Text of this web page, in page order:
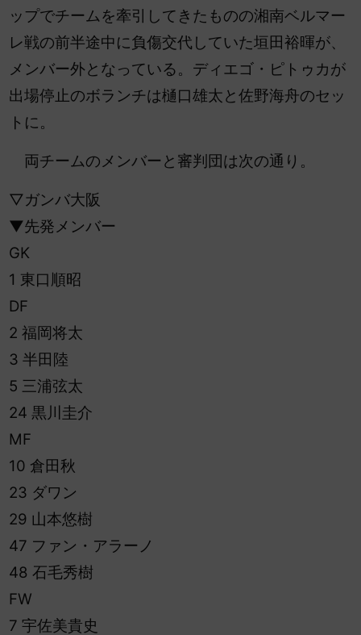
ップでチームを牽引してきたものの湘南ベルマー
レ戦の前半途中に負傷交代していた垣田裕暉が、
メンバー外となっている。ディエゴ・ピトゥカが
出場停止のボランチは樋口雄太と佐野海舟のセッ
トに。
両チームのメンバーと審判団は次の通り。
▽ガンバ大阪
▼先発メンバー
GK
1 東口順昭
DF
2 福岡将太
3 半田陸
5 三浦弦太
24 黒川圭介
MF
10 倉田秋
23 ダワン
29 山本悠樹
47 ファン・アラーノ
48 石毛秀樹
FW
7 宇佐美貴史